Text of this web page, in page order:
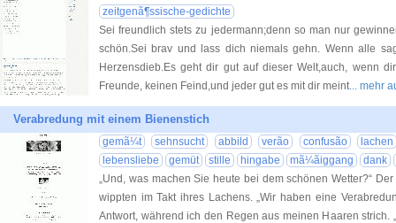
zeitgenã¶ssische-gedichte
Sei freundlich stets zu jedermann;denn so man nur
schön.Sei brav und lass dich niemals gehn. Wenn alle
Herzensdieb.Es geht dir gut auf dieser Welt,auch, wenn
Freunde, keinen Feind,und jeder gut es mit dir meint... mehr
Verabredung mit einem Bienenstich
gemã¼t sehnsucht abbild verão confusão
lachen
lebensliebe
gemüt stille hingabe mã¼ãiggang
dank
„Und, was machen Sie heute bei dem schönen Wetter?“
wippten im Takt ihres Lachens. „Wir haben eine
Antwort, während ich den Regen aus meinen Haaren strich.